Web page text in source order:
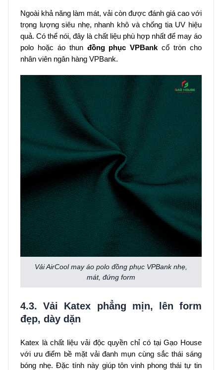
Ngoài khả năng làm mát, vải còn được đánh giá cao với
trọng lượng siêu nhẹ, nhanh khô và chống tia UV hiệu
quả. Có thể nói, đây là chất liệu phù hợp nhất để may áo
polo hoặc áo thun đồng phục VPBank cổ tròn cho
nhân viên ngân hàng VPBank.
Vải AirCool may áo polo đồng phục VPBank nhẹ,
mát, đứng form
4.3. Vải Katex phẳng mịn, lên form
đẹp, dày dặn
Katex là chất liệu vải độc quyền chỉ có tại Gạo House
với ưu điểm bề mặt vải đanh mụn cùng sắc thái sáng
bóng nhẹ. Đặc tính này giúp tôn vinh phong thái tự tin